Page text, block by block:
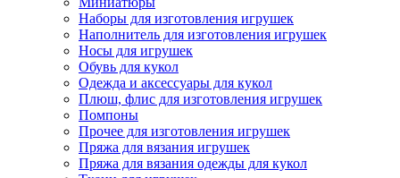
Наборы для изготовления игрушек
Наполнитель для изготовления игрушек
Носы для игрушек
Обувь для кукол
Одежда и аксессуары для кукол
Плюш, флис для изготовления игрушек
Помпоны
Прочее для изготовления игрушек
Пряжа для вязания игрушек
Пряжа для вязания одежды для кукол